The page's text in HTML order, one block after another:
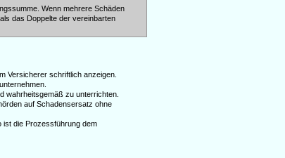
Wenn mehrere Schäden
das Doppelte der vereinbarten
Versicherer schriftlich anzeigen.
wahrheitsgemäß zu unterrichten.
auf Schadensersatz ohne
ist die Prozessführung dem